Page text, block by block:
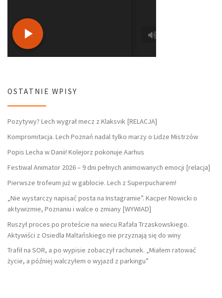
OSTATNIE WPISY
Pozytywy? Lech wygrał mecz z Klaksvik [RELACJA]
Kompromitacja. Lech Poznań nadal tylko marzy o Lidze Mistrzów
Popis Lecha w Danii! Kolejorz pokonuje Aarhus
Festiwal Animator 2026 – 9 dni pełnych animowanych emocji [relacja]
Pierwsze trofeum już w gablocie. Lech z Superpucharem!
„Nie wystarczy napisać posta na Instagramie”. Kacper Nowicki o
aktywizmie, Poznaniu i walce o zmiany [WYWIAD]
Ruszył proces po proteście na wiecu Rafała Trzaskowskiego.
Aktywiści z Osiedla Maltańskiego nie przyznają się do winy
Trafił na SOR, a po wypisie zobaczył rachunek. „Miałem ratować
życie, a później walczyłem o wyjazd z parkingu”